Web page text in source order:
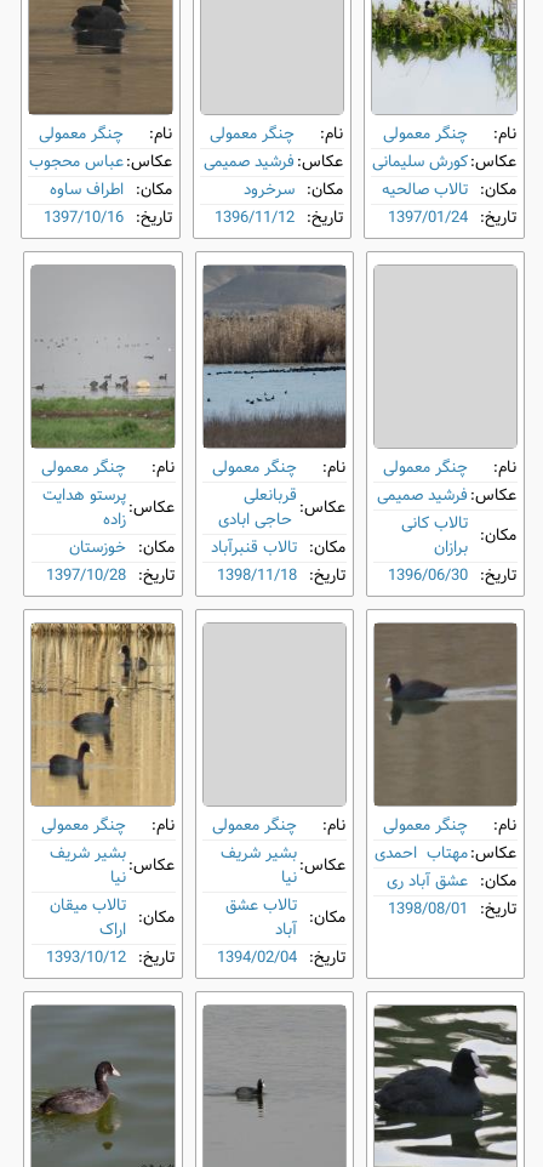
نام:
چنگر معمولی
عکاس:کورش سلیمانی
مکان: تالاب صالحیه
تاریخ: 1397/01/24
نام:
چنگر معمولی
عکاس:فرشید صمیمی
مکان: سرخرود
تاریخ: 1396/11/12
نام:
چنگر معمولی
عکاس:عباس محجوب
مکان: اطراف ساوه
تاریخ: 1397/10/16
نام:
چنگر معمولی
عکاس:فرشید صمیمی
مکان: تالاب کانی
برازان
تاریخ: 1396/06/30
نام:
چنگر معمولی
عکاس:قربانعلی
حاجی ابادی
مکان: تالاب قنبرآباد
تاریخ: 1398/11/18
نام:
چنگر معمولی
عکاس:پرستو هدایت
زاده
مکان: خوزستان
تاریخ: 1397/10/28
نام:
چنگر معمولی
عکاس:مهتاب احمدی
مکان: عشق آباد ری
تاریخ: 1398/08/01
نام:
چنگر معمولی
عکاس:بشیر شریف
نیا
مکان: تالاب عشق
آباد
تاریخ: 1394/02/04
نام:
چنگر معمولی
عکاس:بشیر شریف
نیا
مکان: تالاب میقان
اراک
تاریخ: 1393/10/12